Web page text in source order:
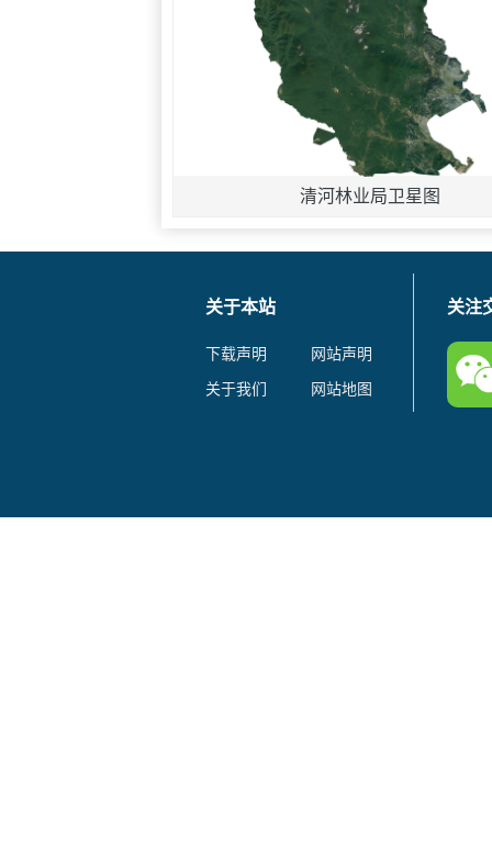
清河林业局卫星图
关于本站
下载声明
网站声明
关于我们
网站地图
关注